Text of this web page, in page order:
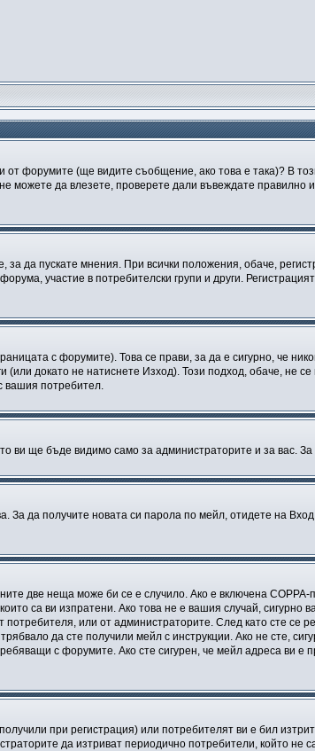
форумите (ще видите съобщение, ако това е така)? В
можете да влезете, проверете дали въвеждате
да пускате мнения. При всички положения, обаче,
участие в потребителски групи и други.
с форумите). Това се прави, за да е сигурно, че
(или докато не натиснете Изход). Този подход, обаче, не
вашия потребител.
ви ще бъде видимо само за администраторите и за вас.
За да получите новата си парола по мейл, отидете на Вход
две неща може би се е случило. Ако е включена COPPA-
са ви изпратени. Ако това не е вашия случай,
или от администраторите. След като сте се
да сте получили мейл с инструкции. Ако не сте,
с форумите. Ако сте сигурен, че мейл адреса ви е
при регистрация) или потребителят ви е бил
да изтриват периодично потребители, който не